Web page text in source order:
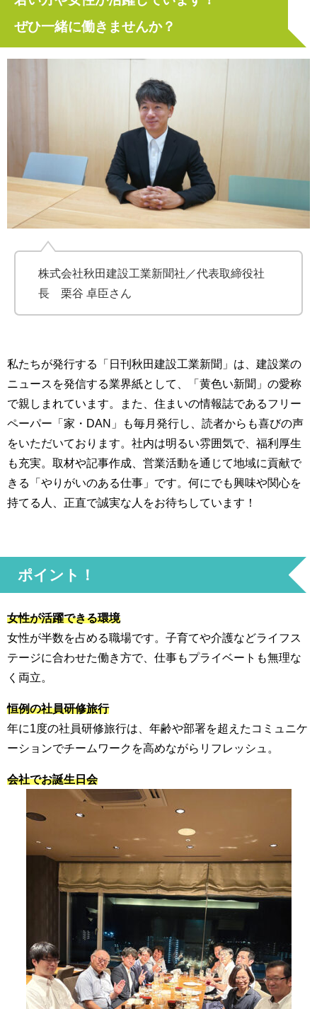
ぜひ一緒に働きませんか？
株式会社秋田建設工業新聞社／代表取締役社
長 栗谷 卓臣さん
私たちが発行する「日刊秋田建設工業新聞」は、建設業の
ニュースを発信する業界紙として、「黄色い新聞」の愛称
で親しまれています。また、住まいの情報誌であるフリー
ペーパー「家・DAN」も毎月発行し、読者からも喜びの声
をいただいております。社内は明るい雰囲気で、福利厚生
も充実。取材や記事作成、営業活動を通じて地域に貢献で
きる「やりがいのある仕事」です。何にでも興味や関心を
持てる人、正直で誠実な人をお待ちしています！
ポイント！
女性が活躍できる環境
女性が半数を占める職場です。子育てや介護などライフス
テージに合わせた働き方で、仕事もプライベートも無理な
く両立。
恒例の社員研修旅行
年に1度の社員研修旅行は、年齢や部署を超えたコミュニケ
ーションでチームワークを高めながらリフレッシュ。
会社でお誕生日会